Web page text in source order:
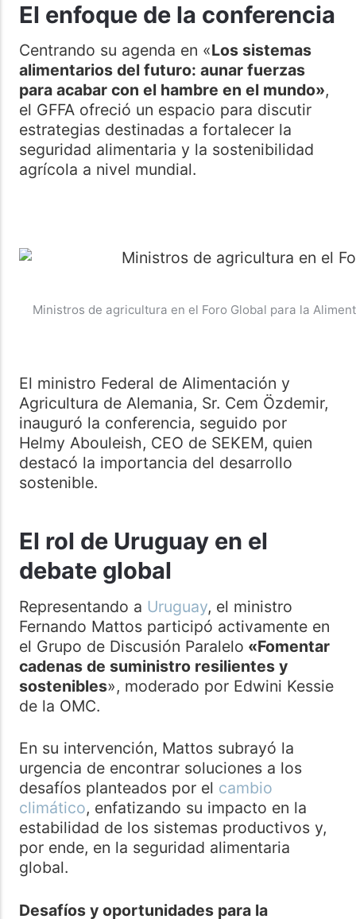
El enfoque de la conferencia
Centrando su agenda en «Los sistemas
alimentarios del futuro: aunar fuerzas
para acabar con el hambre en el mundo»,
el GFFA ofreció un espacio para discutir
estrategias destinadas a fortalecer la
seguridad alimentaria y la sostenibilidad
agrícola a nivel mundial.
Ministros de agricultura en el Foro Global para la
El ministro Federal de Alimentación y
Agricultura de Alemania, Sr. Cem Özdemir,
inauguró la conferencia, seguido por
Helmy Abouleish, CEO de SEKEM, quien
destacó la importancia del desarrollo
sostenible.
El rol de Uruguay en el
debate global
Representando a Uruguay, el ministro
Fernando Mattos participó activamente en
el Grupo de Discusión Paralelo «Fomentar
cadenas de suministro resilientes y
sostenibles», moderado por Edwini Kessie
de la OMC.
En su intervención, Mattos subrayó la
urgencia de encontrar soluciones a los
desafíos planteados por el cambio
climático, enfatizando su impacto en la
estabilidad de los sistemas productivos y,
por ende, en la seguridad alimentaria
global.
Desafíos y oportunidades para la